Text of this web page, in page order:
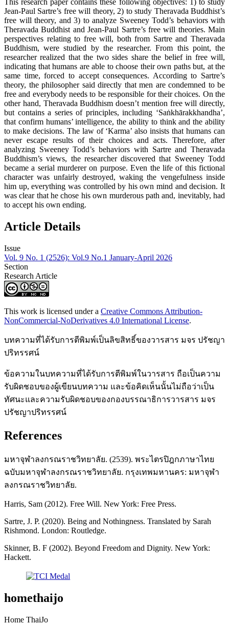
This research paper contains these following objectives: 1) to study
Jean-Paul Sartre’s free will theory, 2) to study Theravada Buddhist’s
free will theory, and 3) to analyze Sweeney Todd’s behaviors with
Theravada Buddhist and Jean-Paul Sartre’s free will theories. Main
perspectives relating to free will, both from Sartre and Theravada
Buddhism, were studied by the researcher. From this point, the
researcher realized that the two sides share the belief in free will,
indicating that humans are able to choose their own paths but, at the
same time, forced to accept consequences. According to Sartre’s
theory, the philosopher said directly that men are condemned to be
free and everybody needs to be responsible for their choices. On the
other hand, Theravada Buddhism doesn’t mention free will directly,
but contains a series of principles, including ‘Saṅkhārakkhandha’,
that confirm humans’ intelligence, the ability to think and the ability
to make decisions. The law of ‘Karma’ also insists that humans can
never escape results of their choices and acts. Therefore, after
analyzing Sweeney Todd’s behaviors with Sartre and Theravada
Buddhism’s views, the researcher discovered that Sweeney Todd
became a serial murderer on purpose. Even the life of this fictional
character was unfairly destroyed, waking the vengefulness inside
him up, everything was controlled by his own mind and decision. It
was clear that he chose his own murderous path and, inevitably, had
to accept his own ending.
Article Details
Issue
Vol. 9 No. 1 (2526): Vol.9 No.1 January-April 2026
Section
Research Article
This work is licensed under a Creative Commons Attribution-
NonCommercial-NoDerivatives 4.0 International License.
บทความที่ได้รับการตีพิมพ์เป็นลิขสิทธิ์ของวารสาร มจร ปรัชญา
ปริทรรศน์
ข้อความในบทความที่ได้รับการตีพิมพ์ในวารสาร ถือเป็นความ
รับผิดชอบของผู้เขียนบทความ และข้อคิดเห็นนั้นไม่ถือว่าเป็น
ทัศนะและความรับผิดชอบของกองบรรณาธิการวารสาร มจร
ปรัชญาปริทรรศน์
References
มหาจุฬาลงกรณราชวิทยาลัย. (2539). พระไตรปิฎกภาษาไทย
ฉบับมหาจุฬาลงกรณราชวิทยาลัย. กรุงเทพมหานคร: มหาจุฬา
ลงกรณราชวิทยาลัย.
Harris, Sam (2012). Free Will. New York: Free Press.
Sartre, J. P. (2020). Being and Nothingness. Translated by Sarah
Rishmond. London: Routledge.
Skinner, B. F (2002). Beyond Freedom and Dignity. New York:
Hackett.
homethaijo
Home ThaiJo